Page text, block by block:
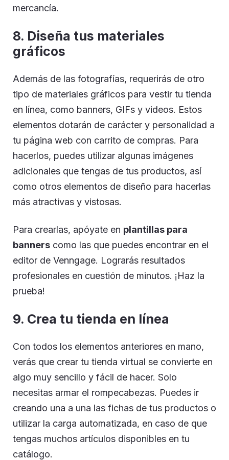
mercancía.
8. Diseña tus materiales
gráficos
Además de las fotografías, requerirás de otro
tipo de materiales gráficos para vestir tu tienda
en línea, como banners, GIFs y videos. Estos
elementos dotarán de carácter y personalidad a
tu página web con carrito de compras. Para
hacerlos, puedes utilizar algunas imágenes
adicionales que tengas de tus productos, así
como otros elementos de diseño para hacerlas
más atractivas y vistosas.
Para crearlas, apóyate en plantillas para
banners como las que puedes encontrar en el
editor de Venngage. Lograrás resultados
profesionales en cuestión de minutos. ¡Haz la
prueba!
9. Crea tu tienda en línea
Con todos los elementos anteriores en mano,
verás que crear tu tienda virtual se convierte en
algo muy sencillo y fácil de hacer. Solo
necesitas armar el rompecabezas. Puedes ir
creando una a una las fichas de tus productos o
utilizar la carga automatizada, en caso de que
tengas muchos artículos disponibles en tu
catálogo.